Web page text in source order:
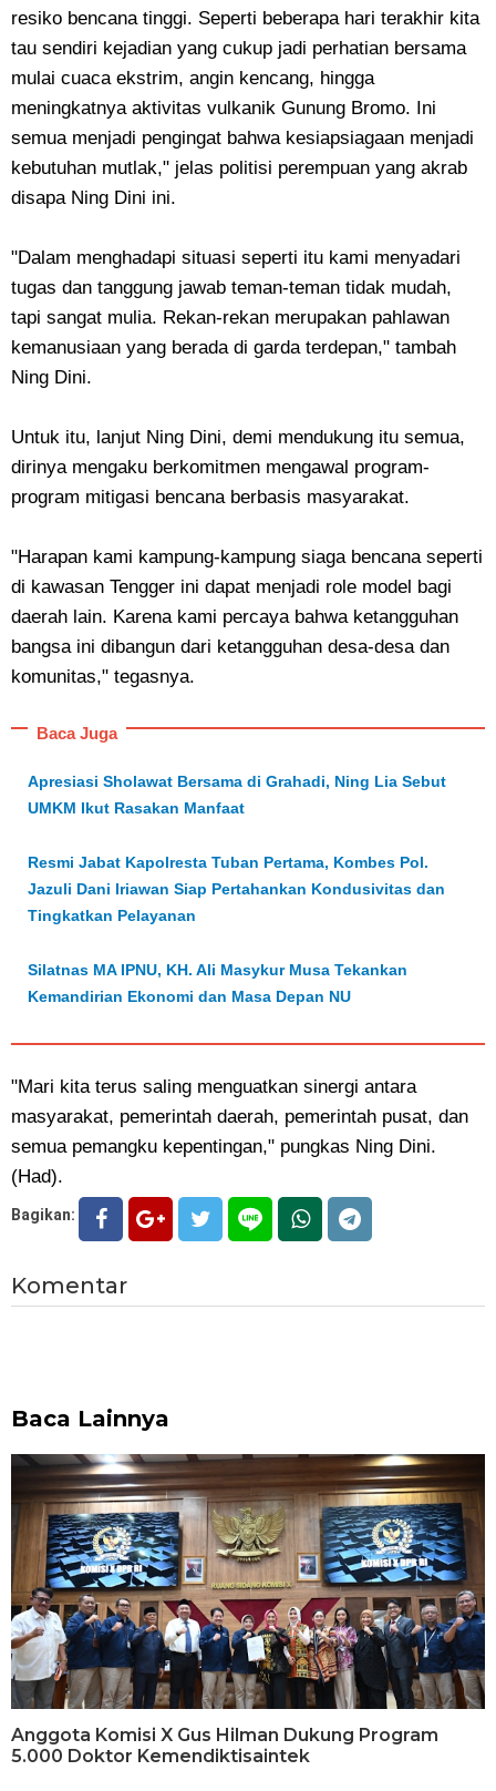
resiko bencana tinggi. Seperti beberapa hari terakhir kita
tau sendiri kejadian yang cukup jadi perhatian bersama
mulai cuaca ekstrim, angin kencang, hingga
meningkatnya aktivitas vulkanik Gunung Bromo. Ini
semua menjadi pengingat bahwa kesiapsiagaan menjadi
kebutuhan mutlak," jelas politisi perempuan yang akrab
disapa Ning Dini ini.
"Dalam menghadapi situasi seperti itu kami menyadari
tugas dan tanggung jawab teman-teman tidak mudah,
tapi sangat mulia. Rekan-rekan merupakan pahlawan
kemanusiaan yang berada di garda terdepan," tambah
Ning Dini.
Untuk itu, lanjut Ning Dini, demi mendukung itu semua,
dirinya mengaku berkomitmen mengawal program-
program mitigasi bencana berbasis masyarakat.
"Harapan kami kampung-kampung siaga bencana seperti
di kawasan Tengger ini dapat menjadi role model bagi
daerah lain. Karena kami percaya bahwa ketangguhan
bangsa ini dibangun dari ketangguhan desa-desa dan
komunitas," tegasnya.
Baca Juga
Apresiasi Sholawat Bersama di Grahadi, Ning Lia Sebut
UMKM Ikut Rasakan Manfaat
Resmi Jabat Kapolresta Tuban Pertama, Kombes Pol.
Jazuli Dani Iriawan Siap Pertahankan Kondusivitas dan
Tingkatkan Pelayanan
Silatnas MA IPNU, KH. Ali Masykur Musa Tekankan
Kemandirian Ekonomi dan Masa Depan NU
"Mari kita terus saling menguatkan sinergi antara
masyarakat, pemerintah daerah, pemerintah pusat, dan
semua pemangku kepentingan," pungkas Ning Dini.
(Had).
Bagikan:
Komentar
Baca Lainnya
Anggota Komisi X Gus Hilman Dukung Program
5.000 Doktor Kemendiktisaintek